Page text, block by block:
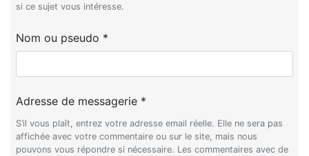
si ce sujet vous intéresse.
Nom ou pseudo *
Adresse de messagerie *
S’il vous plaît, entrez votre adresse email réelle. Elle ne sera pas
affichée avec votre commentaire ou sur le site, mais nous
pouvons vous répondre si nécessaire. Les commentaires avec de